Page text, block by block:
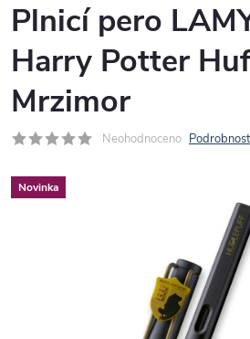
Plnicí pero
Harry Potter
Mrzimor
Neohodnoceno
Novinka